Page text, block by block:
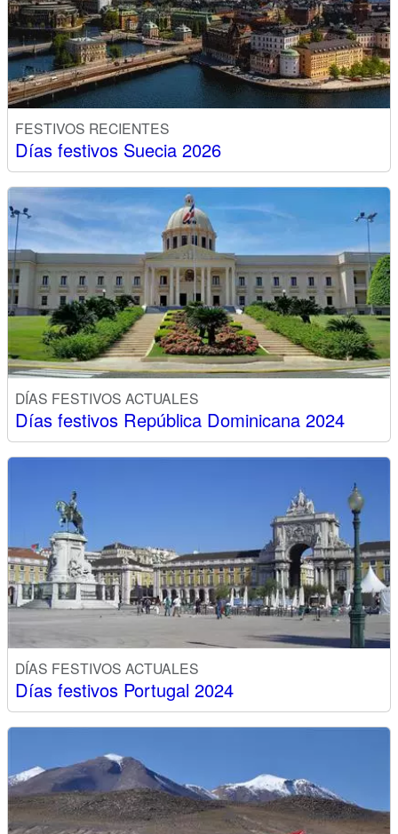
FESTIVOS RECIENTES
Días festivos Suecia 2026
DÍAS FESTIVOS ACTUALES
Días festivos República Dominicana 2024
DÍAS FESTIVOS ACTUALES
Días festivos Portugal 2024